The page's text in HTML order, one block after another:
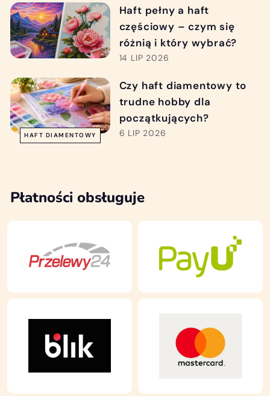
Haft pełny a haft
częściowy – czym się
różnią i który wybrać?
14 LIP 2026
HAFT DIAMENTOWY
Czy haft diamentowy to
trudne hobby dla
początkujących?
6 LIP 2026
Płatności obsługuje